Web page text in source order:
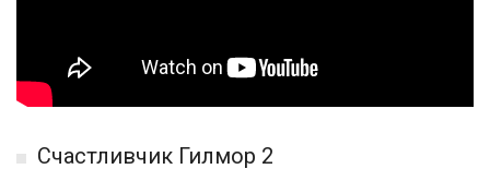
Счастливчик Гилмор 2